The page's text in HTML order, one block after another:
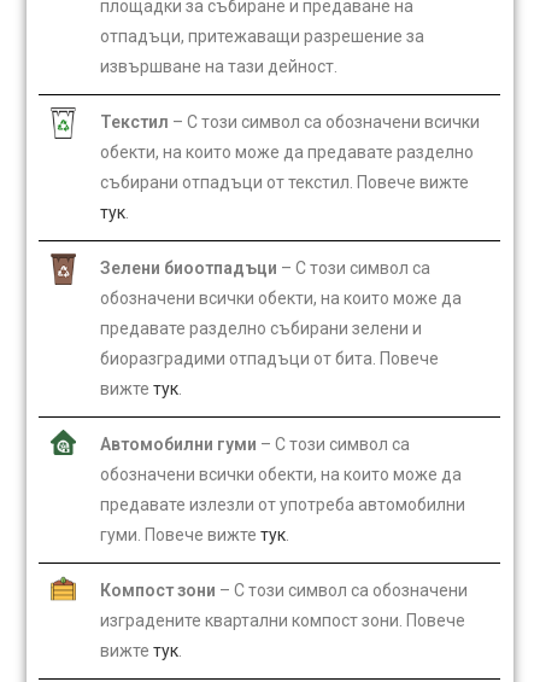
площадки за събиране и предаване на
отпадъци, притежаващи разрешение за
извършване на тази дейност.
Текстил – С този символ са обозначени всички
обекти, на които може да предавате разделно
събирани отпадъци от текстил. Повече вижте
тук
Зелени биоотпадъци – С този символ са
обозначени всички обекти, на които може да
предавате разделно събирани зелени и
биоразградими отпадъци от бита. Повече
вижтетук
Автомобилни гуми – С този символ са
обозначени всички обекти, на които може да
предавате излезли от употреба автомобилни
гуми. Повече вижтетук
Компост зони – С този символ са обозначени
изградените квартални компост зони. Повече
вижтетук